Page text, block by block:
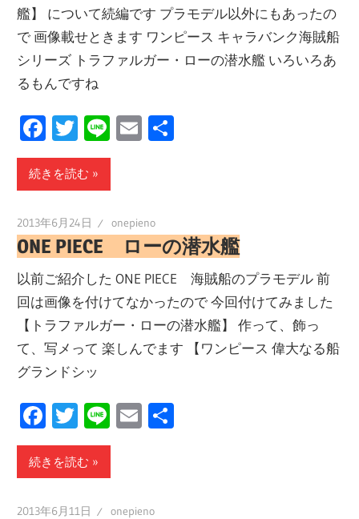
艦】 について続編です プラモデル以外にもあったの
で 画像載せときます ワンピース キャラバンク海賊船
シリーズ トラファルガー・ローの潜水艦 いろいろあ
るもんですね
Facebook
Twitter
LineEmail
続きを読む
2013年6月24日 onepieno
ONE PIECE ローの潜水艦
以前ご紹介した ONE PIECE 海賊船のプラモデル 前
回は画像を付けてなかったので 今回付けてみました
【トラファルガー・ローの潜水艦】 作って、飾っ
て、写メって 楽しんでます 【ワンピース 偉大なる船
グランドシッ
Facebook
Twitter
LineEmail
続きを読む
2013年6月11日 onepieno